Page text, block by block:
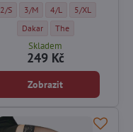
Letní punčochové kalhoty s efektem
2/S Letní punčochové kalhoty s
3/M Letní punčochové
4/L Letní
5/XL
Letní punčochové kalhoty s
Dakar Letní punčochové
The
Skladem
249 Kč
Zobrazit